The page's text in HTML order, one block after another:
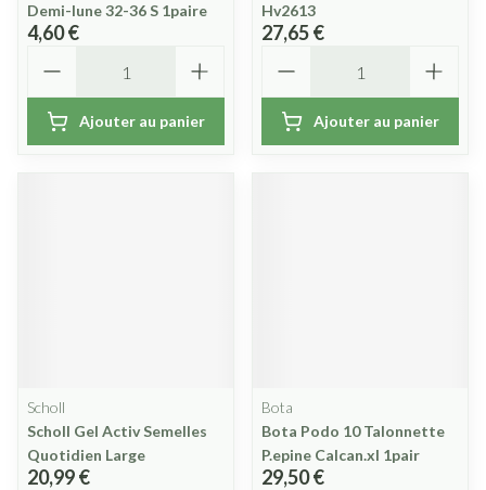
Demi-lune 32-36 S 1paire
4,60 €
Ajouter au panier
Hv2613
27,65 €
Ajouter au panier
Scholl
Scholl Gel Activ Semelles
Quotidien Large
20,99 €
Bota
Bota Podo 10 Talonnette
P.epine Calcan.xl 1pair
29,50 €